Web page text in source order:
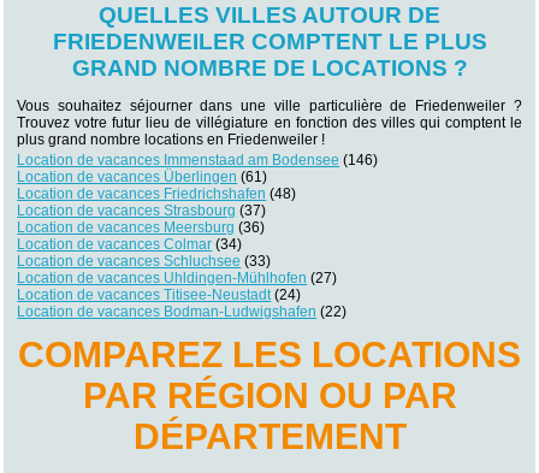
QUELLES VILLES AUTOUR DE
FRIEDENWEILER COMPTENT LE PLUS
GRAND NOMBRE DE LOCATIONS ?
Vous souhaitez séjourner dans une ville particulière de Friedenweiler ?
Trouvez votre futur lieu de villégiature en fonction des villes qui comptent le
plus grand nombre locations en Friedenweiler !
Location de vacances Immenstaad am Bodensee (146)
Location de vacances Überlingen (61)
Location de vacances Friedrichshafen (48)
Location de vacances Strasbourg (37)
Location de vacances Meersburg (36)
Location de vacances Colmar (34)
Location de vacances Schluchsee (33)
Location de vacances Uhldingen-Mühlhofen (27)
Location de vacances Titisee-Neustadt(24)
Location de vacances Bodman-Ludwigshafen (22)
COMPAREZ LES LOCATIONS
PAR RÉGION OU PAR
DÉPARTEMENT